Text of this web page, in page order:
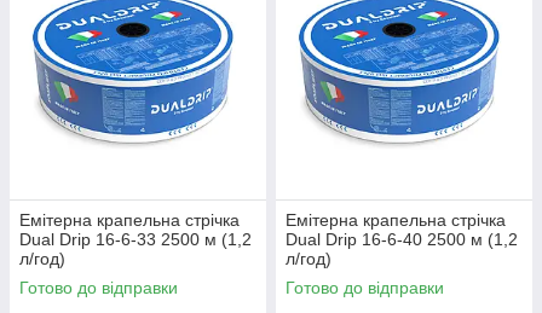
Емітерна крапельна стрічка
Dual Drip 16-6-33 2500 м (1,2
л/год)
Готово до відправки
Емітерна крапельна стрічка
Dual Drip 16-6-40 2500 м (1,2
л/год)
Готово до відправки